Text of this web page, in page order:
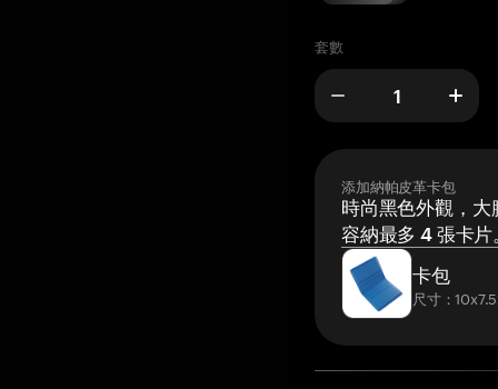
套數
添加納帕皮革卡包
時尚黑色外觀，大
容納最多 4 張卡片
卡包
尺寸：